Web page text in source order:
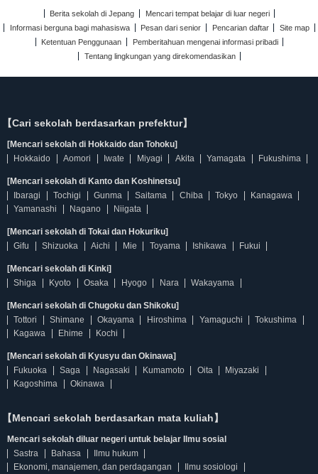
Berita sekolah di Jepang
Mencari tempat belajar di luar negeri
Informasi berguna bagi mahasiswa
Pesan dari senior Pencarian daftar
Site map
Ketentuan Penggunaan
Pemberitahuan mengenai informasi pribadi
Tentang lingkungan yang direkomendasikan
【Cari sekolah berdasarkan prefektur】
[Mencari sekolah di Hokkaido dan Tohoku]
Hokkaido
Aomori Iwate Miyagi Akita Yamagata Fukushima
[Mencari sekolah di Kanto dan Koshinetsu]
Ibaragi
Tochigi Gunma Saitama Chiba Tokyo
Kanagawa
Yamanashi
Nagano Niigata
[Mencari sekolah di Tokai dan Hokuriku]
Gifu
Shizuoka Aichi Mie Toyama Ishikawa Fukui
[Mencari sekolah di Kinki]
Shiga
Kyoto Osaka Hyogo Nara Wakayama
[Mencari sekolah di Chugoku dan Shikoku]
Tottori
Shimane Okayama Hiroshima Yamaguchi
Tokushima
Kagawa
Ehime Kochi
[Mencari sekolah di Kyusyu dan Okinawa]
Fukuoka
Saga Nagasaki Kumamoto Oita
Miyazaki
Kagoshima
Okinawa
【Mencari sekolah berdasarkan mata kuliah】
Mencari sekolah diluar negeri untuk belajar Ilmu sosial
Sastra
Bahasa
Ilmu hukum
Ekonomi, manajemen, dan perdagangan
Ilmu sosiologi